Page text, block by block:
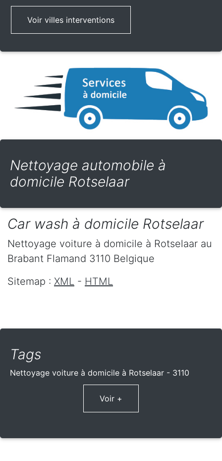
Voir villes interventions
Nettoyage automobile à
domicile Rotselaar
Car wash à domicile Rotselaar
Nettoyage voiture à domicile à Rotselaar au
Brabant Flamand 3110 Belgique
Sitemap : XML - HTML
Tags
Nettoyage voiture à domicile à Rotselaar - 3110
Voir +